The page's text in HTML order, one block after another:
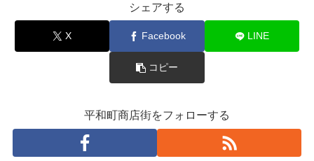
シェアする
X Facebook LINE
コピー
平和町商店街をフォローする